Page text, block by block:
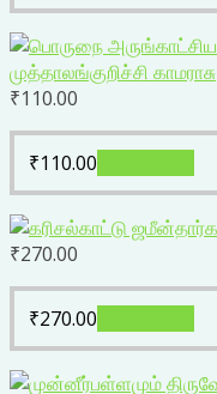
₹110.00
₹110.00
₹270.00
₹270.00